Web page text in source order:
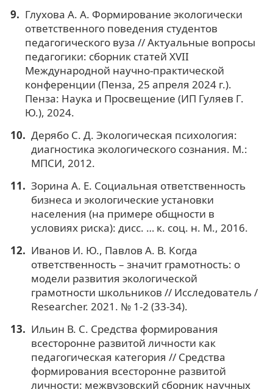
Глухова А. А. Формирование экологически
ответственного поведения студентов
педагогического вуза // Актуальные вопросы
педагогики: сборник статей XVII
Международной научно-практической
конференции (Пенза, 25 апреля 2024 г.).
Пенза: Наука и Просвещение (ИП Гуляев Г.
Ю.), 2024.
Дерябо С. Д. Экологическая психология:
диагностика экологического сознания. М.:
МПСИ, 2012.
Зорина А. Е. Социальная ответственность
бизнеса и экологические установки
населения (на примере общности в
условиях риска): дисс. … к. соц. н. М., 2016.
Иванов И. Ю., Павлов А. В. Когда
ответственность – значит грамотность: о
модели развития экологической
грамотности школьников // Исследователь /
Researcher. 2021. № 1-2 (33-34).
Ильин В. С. Средства формирования
всесторонне развитой личности как
педагогическая категория // Средства
формирования всесторонне развитой
личности: межвузовский сборник научных